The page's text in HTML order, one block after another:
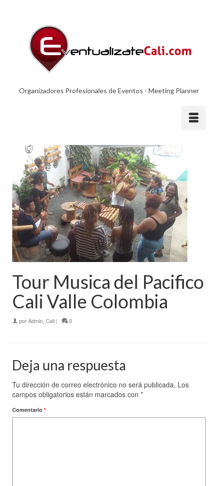
Organizadores Profesionales de Eventos - Meeting Planner
Tour Musica del Pacifico
Cali Valle Colombia
porAdmin_Cali | 0
Deja una respuesta
Tu dirección de correo electrónico no será publicada. Los
campos obligatorios están marcados con *
Comentario *